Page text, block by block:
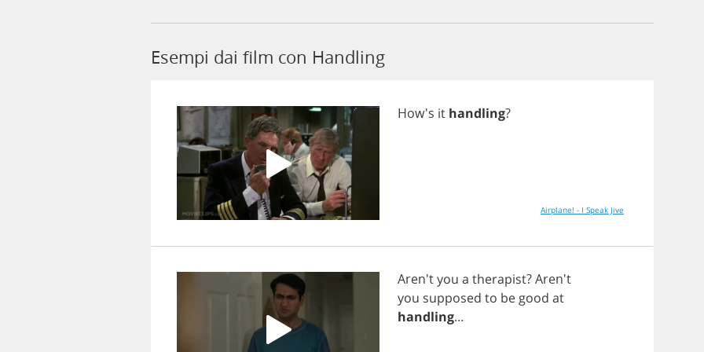
Esempi dai film con Handling
How's it handling?
Airplane! - I Speak Jive
Aren'tyou a therapist? Aren't
you supposed to be good at
handling...